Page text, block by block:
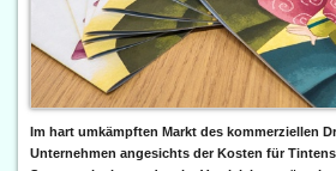
Im hart umkämpften Markt des kommerziellen
Unternehmen angesichts der Kosten für